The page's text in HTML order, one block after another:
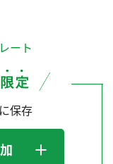
飯用調味液
Fibee
ート
保存